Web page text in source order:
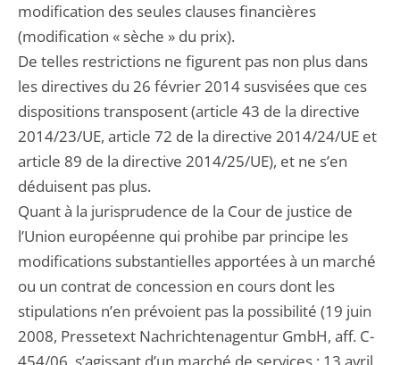
modification des seules clauses financières
(modification « sèche » du prix).
De telles restrictions ne figurent pas non plus dans
les directives du 26 février 2014 susvisées que ces
dispositions transposent (article 43 de la directive
2014/23/UE, article 72 de la directive 2014/24/UE et
article 89 de la directive 2014/25/UE), et ne s’en
déduisent pas plus.
Quant à la jurisprudence de la Cour de justice de
l’Union européenne qui prohibe par principe les
modifications substantielles apportées à un marché
ou un contrat de concession en cours dont les
stipulations n’en prévoient pas la possibilité (19 juin
2008, Pressetext Nachrichtenagentur GmbH, aff. C-